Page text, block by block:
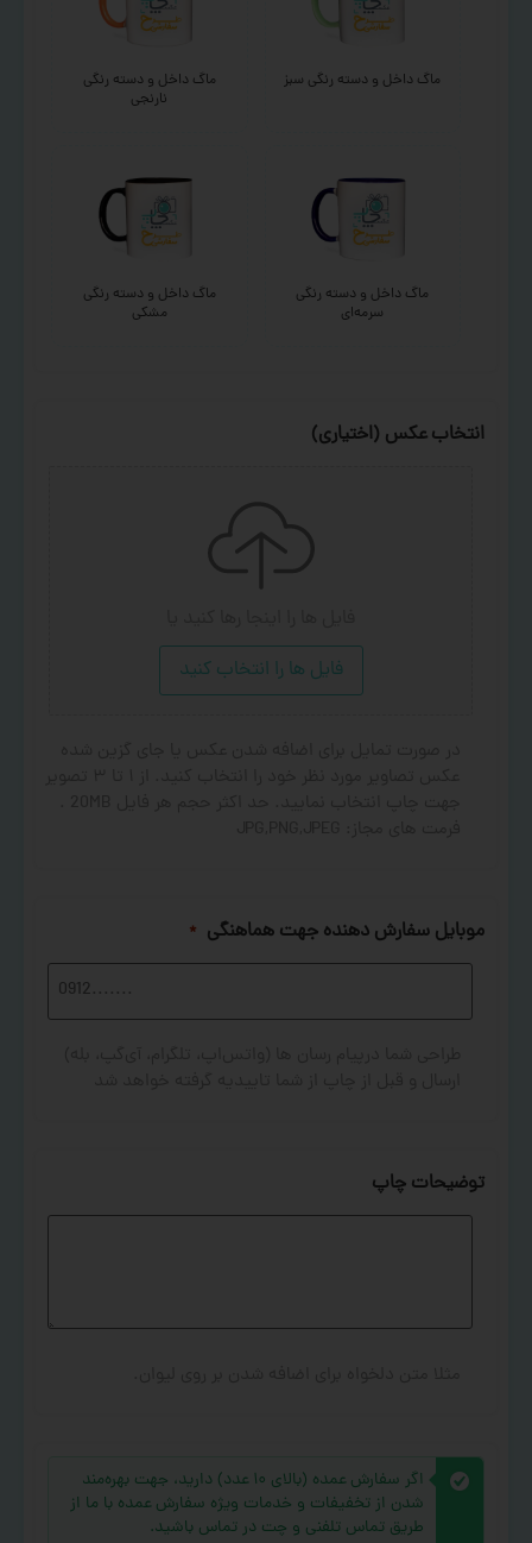
ماگ داخل و دسته رنگی سبز
ماگ داخل و دسته رنگی
نارنجی
ماگ داخل و دسته رنگی
سرمه‌ای
ماگ داخل و دسته رنگی
مشکی
انتخاب عکس (اختیاری)
فایل ها را انتخاب کنید
موبایل سفارش دهنده جهت هماهنگی *
توضیحات چاپ
اگر سفارش عمده (بالای ۱۰ عدد) دارید، جهت بهره‌مند
شدن از تخفیفات و خدمات ویژه سفارش عمده با ما از
طریق تماس تلفنی و چت در تماس باشید.